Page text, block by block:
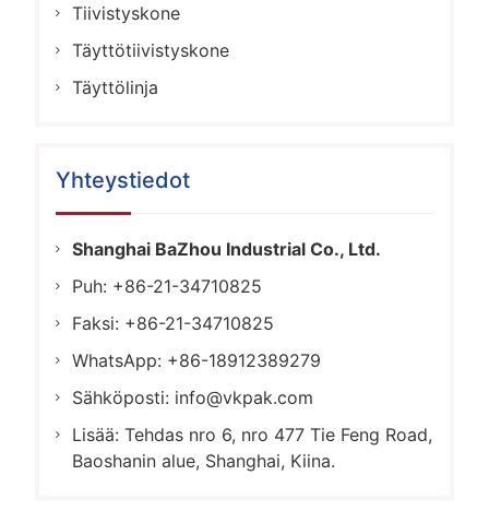
Tiivistyskone
Täyttötiivistyskone
Täyttölinja
Yhteystiedot
Shanghai BaZhou Industrial Co., Ltd.
Puh: +86-21-34710825
Faksi: +86-21-34710825
WhatsApp: +86-18912389279
Sähköposti: info@vkpak.com
Lisää: Tehdas nro 6, nro 477 Tie Feng Road,
Baoshanin alue, Shanghai, Kiina.